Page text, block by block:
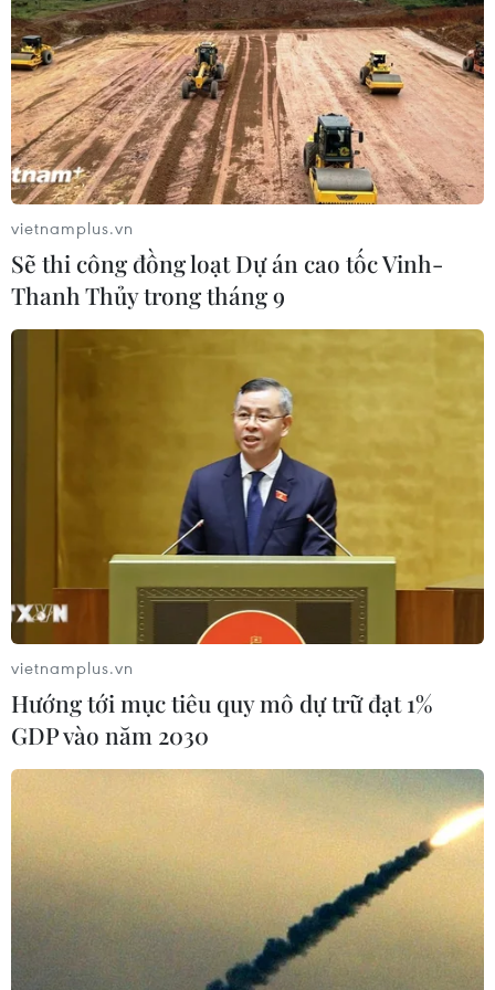
nghiệm mới
04/08/2026 02:51
ASEAN Cup 2026: Đội tuyển Việt
Nam tạo "cơn địa chấn" trên truyền
thông khu vực
04/08/2026 02:45
Ngoại giao văn hóa: Nét vẽ làm hoàn
chỉnh bức tranh hợp tác Việt Nam-
Nga
Chương trình nghệ thuật 'Giai điệu
Tổ quốc' - Khắc họa một Việt Nam
Xem thêm
CƠ QUAN CHỦ QUẢN: THÔNG TẤN XÃ VIỆT NAM
Phó Tổng Biên tập: NGUYỄN THỊ TÁM, KHÚC THANH
THỦY
Sở hữu trí tuệ
Quy định sử dụng
vietnamplus.vn
Sẽ thi công đồng loạt Dự án cao tốc Vinh-
Thanh Thủy trong tháng 9
vietnamplus.vn
Hướng tới mục tiêu quy mô dự trữ đạt 1%
GDP vào năm 2030